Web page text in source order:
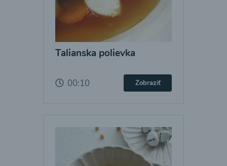
Talianska polievka
00:10 Zobraziť